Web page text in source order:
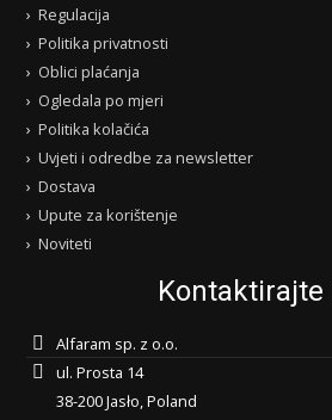
Regulacija
Politika privatnosti
Oblici plaćanja
Ogledala po mjeri
Politika kolačića
Uvjeti i odredbe za newsletter
Dostava
Upute za korištenje
Noviteti
Kontaktirajte
Alfaram sp. z o.o.
ul. Prosta 14
38-200 Jasło, Poland